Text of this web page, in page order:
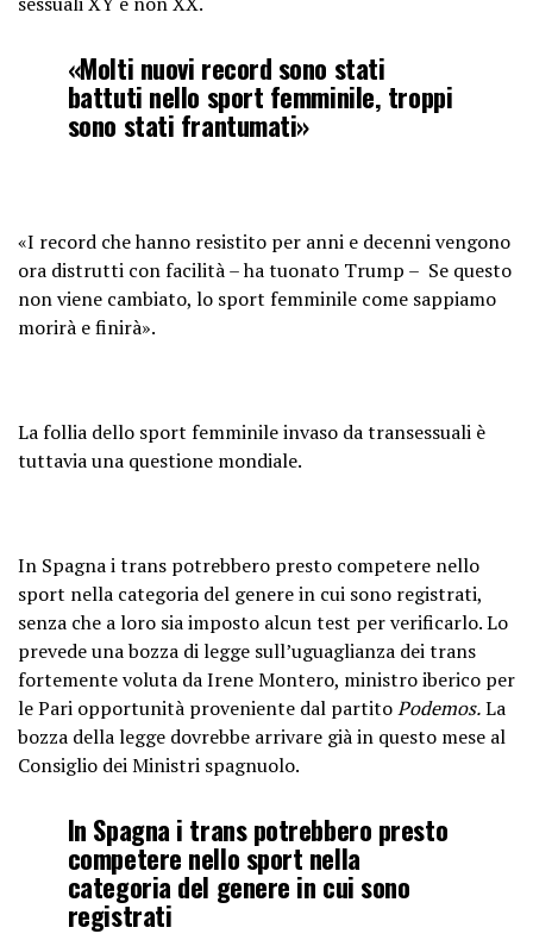
«Molti nuovi record sono stati
battuti nello sport femminile, troppi
sono stati frantumati»
«I record che hanno resistito per anni e decenni vengono
ora distrutti con facilità – ha tuonato Trump – Se questo
non viene cambiato, lo sport femminile come sappiamo
morirà e finirà».
La follia dello sport femminile invaso da transessuali è
tuttavia una questione mondiale.
In Spagna i trans potrebbero presto competere nello
sport nella categoria del genere in cui sono registrati,
senza che a loro sia imposto alcun test per verificarlo. Lo
prevede una bozza di legge sull’uguaglianza dei trans
fortemente voluta da Irene Montero, ministro iberico per
le Pari opportunità proveniente dal partitoPodemos.La
bozza della legge dovrebbe arrivare già in questo mese al
Consiglio dei Ministri spagnuolo.
In Spagna i trans potrebbero presto
competere nello sport nella
categoria del genere in cui sono
registrati